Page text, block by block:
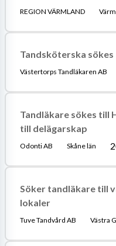
REGION VÄRMLAND
Tandsköterska sökes
Västertorps Tandläkaren AB
Tandläkare sökes till
till delägarskap
Odonti AB Skåne län
Söker tandläkare till
lokaler
Tuve Tandvård AB Västra